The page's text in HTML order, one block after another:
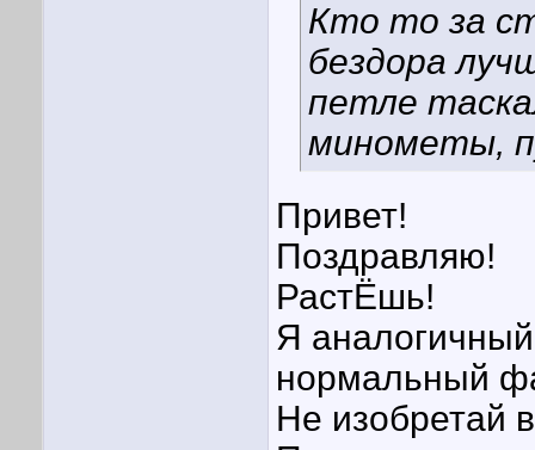
Кто то за
бездора
петле
минометы,
Привет!
Поздравляю!
РастЁшь!
Я
нормальный
Не изобретай